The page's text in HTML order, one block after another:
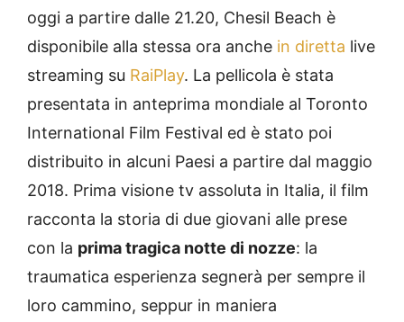
oggi a partire dalle 21.20, Chesil Beach è
disponibile alla stessa ora anche in diretta live
streaming su RaiPlay. La pellicola è stata
presentata in anteprima mondiale al Toronto
International Film Festival ed è stato poi
distribuito in alcuni Paesi a partire dal maggio
2018. Prima visione tv assoluta in Italia, il film
racconta la storia di due giovani alle prese
con la prima tragica notte di nozze: la
traumatica esperienza segnerà per sempre il
loro cammino, seppur in maniera